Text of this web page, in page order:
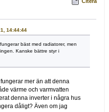
14:44:44
bäst med radiatorer, men
Kanske bättre styr i
mer än att denna
värme och varmvatten
denna inverter i några hus
dåligt? Även om jag